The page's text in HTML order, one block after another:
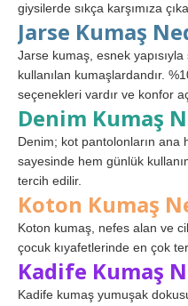
giysilerde sıkça karşımıza
Jarse Kumaş
Jarse kumaş, esnek
kullanılan kumaşlardandır.
seçenekleri vardır ve konfor
Denim Kumaş
Denim; kot pantolonların ana
sayesinde hem günlük
tercih edilir.
Koton Kumaş
Koton kumaş, nefes alan ve
çocuk kıyafetlerinde en çok
Kadife Kumaş
Kadife kumaş yumuşak